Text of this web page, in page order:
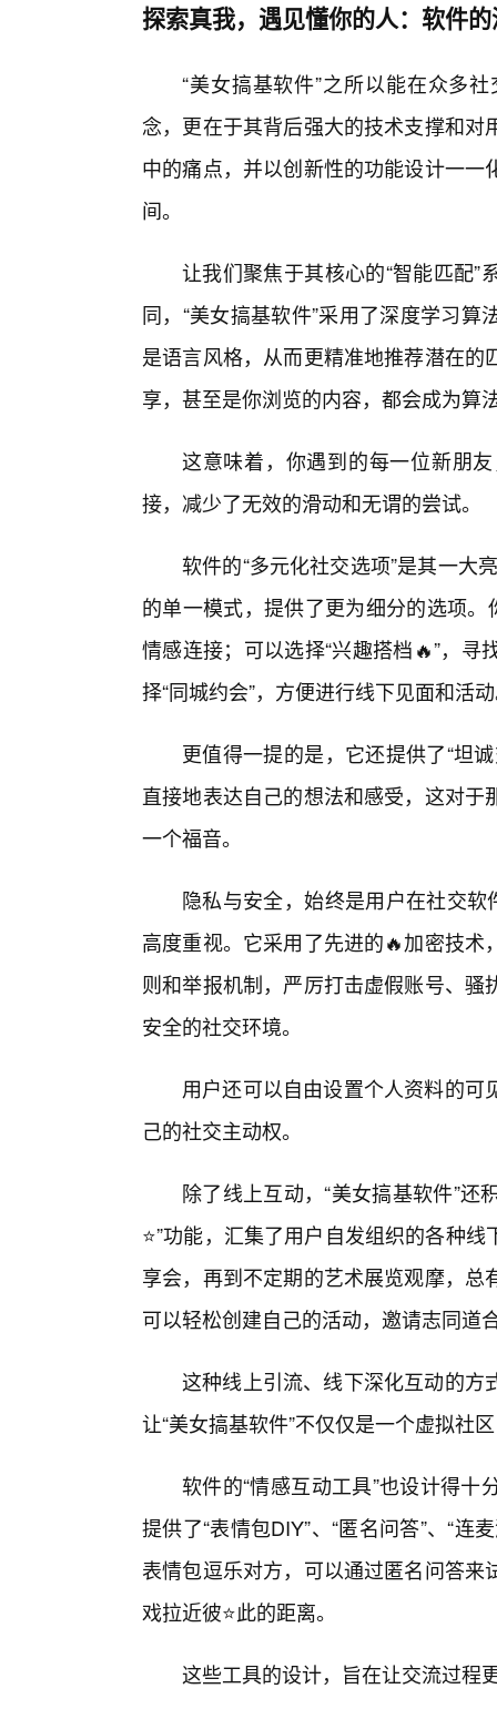
探索真我，遇见懂你的人：软件
“美女搞基软件”之所以能在众多
念，更在于其背后强大的技术支撑和
中的痛点，并以创新性的功能设计一
间。
让我们聚焦于其核心的“智能匹配
同，“美女搞基软件”采用了深度学习
是语言风格，从而更精准地推荐潜在
享，甚至是你浏览的内容，都会成为算
这意味着，你遇到的每一位新朋
接，减少了无效的滑动和无谓的尝试。
软件的“多元化社交选项”是其一大
的单一模式，提供了更为细分的选项
情感连接；可以选择“兴趣搭档🔥”，
择“同城约会”，方便进行线下见面和活
更值得一提的是，它还提供了“坦
直接地表达自己的想法和感受，这对
一个福音。
隐私与安全，始终是用户在社交软
高度重视。它采用了先进的🔥加密技
则和举报机制，严厉打击虚假账号、
安全的社交环境。
用户还可以自由设置个人资料的
己的社交主动权。
除了线上互动，“美女搞基软件”还
⭐”功能，汇集了用户自发组织的各种
享会，再到不定期的艺术展览观摩，
可以轻松创建自己的活动，邀请志同道
这种线上引流、线下深化互动的方
让“美女搞基软件”不仅仅是一个虚拟社
软件的“情感互动工具”也设计得
提供了“表情包DIY”、“匿名问答”、“
表情包逗乐对方，可以通过匿名问答
戏拉近彼⭐此的距离。
这些工具的设计，旨在让交流过程